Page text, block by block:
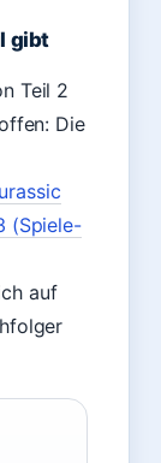
gibt
Teil 2
Die
(Spiele-
auf